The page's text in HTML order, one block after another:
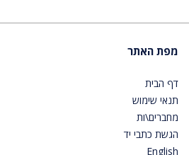
מפת האתר
דף הבית
תנאי שימוש
מחברים\ות
הגשת כתבי יד
English